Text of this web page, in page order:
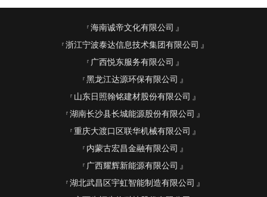
海南诚帝文化有限公司
浙江宁波泰达信息技术集团有限公司
广西悦东服务有限公司
黑龙江达源环保有限公司
山东日照翰铭建材股份有限公司
湖南长沙县长城能源股份有限公司
重庆大渡口区联华机械有限公司
内蒙古宏昌金融有限公司
广西耀辉新能源有限公司
湖北武昌区宇虹智能制造有限公司